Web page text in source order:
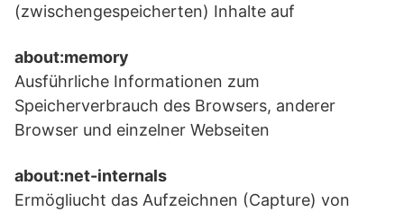
(zwischengespeicherten) Inhalte auf
about:memory
Ausführliche Informationen zum
Speicherverbrauch des Browsers, anderer
Browser und einzelner Webseiten
about:net-internals
Ermögliucht das Aufzeichnen (Capture) von